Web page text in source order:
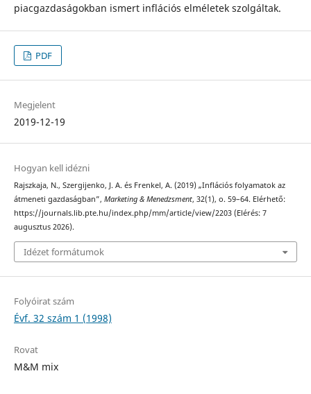
piacgazdaságokban ismert inflációs elméletek szolgáltak.
PDF
Megjelent
2019-12-19
Hogyan kell idézni
Rajszkaja, N., Szergijenko, J. A. és Frenkel, A. (2019) „Inflációs folyamatok az
átmeneti gazdaságban”, Marketing & Menedzsment, 32(1), o. 59–64. Elérhető:
https://journals.lib.pte.hu/index.php/mm/article/view/2203 (Elérés: 7
augusztus 2026).
Idézet formátumok
Folyóirat szám
Évf. 32 szám 1 (1998)
Rovat
M&M mix